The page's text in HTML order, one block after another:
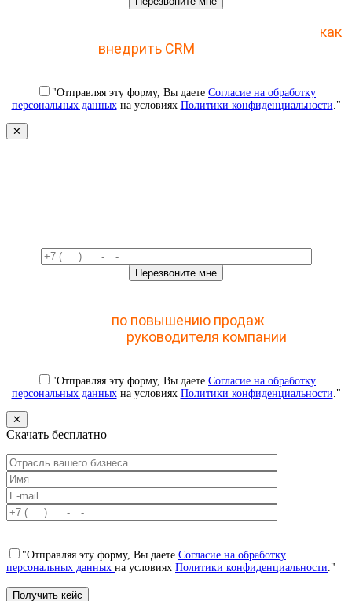
как
внедрить CRM
"Отправляя эту форму, Вы даете Согласие на обработку
персональных данныхна условиях Политики конфиденциальности ."
✕
по повышению продаж
руководителя компании
"Отправляя эту форму, Вы даете Согласие на обработку
персональных данныхна условиях Политики конфиденциальности ."
✕
Скачать бесплатно
"Отправляя эту форму, Вы даете Согласие на обработку
персональных данных на условиях Политики конфиденциальности ."